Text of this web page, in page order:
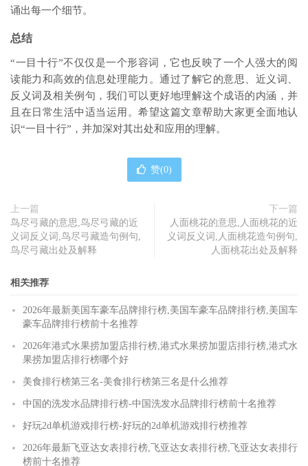
诵出每一个细节。
总结
“一目十行”不仅仅是一个形容词，它也反映了一个人强大的阅
读能力和高效的信息处理能力。通过了解它的意思、近义词、
反义词及相关例句，我们可以更好地理解这个成语的内涵，并
且在日常生活中适当运用。希望这篇文章帮助大家更全面地认
识“一目十行”，并加深对其出处和应用的理解。
赞(0)
上一篇
鸟尽弓藏的意思,鸟尽弓藏的近
义词反义词,鸟尽弓藏造句例句,
鸟尽弓藏出处及解释
下一篇
人面桃花的意思,人面桃花的近
义词反义词,人面桃花造句例句,
人面桃花出处及解释
相关推荐
2026年最新美国车豪车品牌排行榜,美国车豪车品牌排行榜,美国车
豪车品牌排行榜前十名推荐
2026年港式水果捞加盟店排行榜,港式水果捞加盟店排行榜,港式水
果捞加盟店排行榜哪个好
美食排行榜第三名-美食排行榜第三名是什么推荐
中国的洗发水品牌排行榜-中国洗发水品牌排行榜前十名推荐
好玩2d单机游戏排行榜-好玩的2d单机游戏排行榜推荐
2026年最新飞亚达女表排行榜,飞亚达女表排行榜,飞亚达女表排行
榜前十名推荐